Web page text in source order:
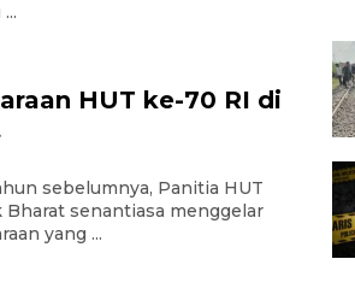
HUT ke-70 RI di
sebelumnya, Panitia HUT
senantiasa menggelar
yang ...